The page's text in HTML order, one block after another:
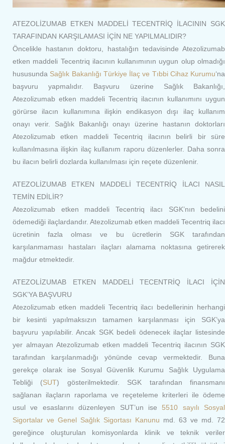
ATEZOLİZUMAB ETKEN MADDELİ TECENTRİQ İLACININ SGK
TARAFINDAN KARŞILAMASI İÇİN NE YAPILMALIDIR?
Öncelikle hastanın doktoru, hastalığın tedavisinde Atezolizumab
etken maddeli Tecentriq ilacının kullanımının uygun olup olmadığı
hususunda Sağlık Bakanlığı Türkiye İlaç ve Tıbbi Cihaz Kurumu‘na
başvuru yapmalıdır. Başvuru üzerine Sağlık Bakanlığı,
Atezolizumab etken maddeli Tecentriq ilacının kullanımını uygun
görürse ilacın kullanımına ilişkin endikasyon dışı ilaç kullanım
onayı verir. Sağlık Bakanlığı onayı üzerine hastanın doktorları
Atezolizumab etken maddeli Tecentriq ilacının belirli bir süre
kullanılmasına ilişkin ilaç kullanım raporu düzenlerler. Daha sonra
bu ilacın belirli dozlarda kullanılması için reçete düzenlenir.
ATEZOLİZUMAB ETKEN MADDELİ TECENTRİQ İLACI NASIL
TEMİN EDİLİR?
Atezolizumab etken maddeli Tecentriq ilacı SGK’nın bedelini
ödemediği ilaçlardandır. Atezolizumab etken maddeli Tecentriq ilacı
ücretinin fazla olması ve bu ücretlerin SGK tarafından
karşılanmaması hastaları ilaçları alamama noktasına getirerek
mağdur etmektedir.
ATEZOLİZUMAB ETKEN MADDELİ TECENTRİQ İLACI İÇİN
SGK’YA BAŞVURU
Atezolizumab etken maddeli Tecentriq ilacı bedellerinin herhangi
bir kesinti yapılmaksızın tamamen karşılanması için SGK’ya
başvuru yapılabilir. Ancak SGK bedeli ödenecek ilaçlar listesinde
yer almayan Atezolizumab etken maddeli Tecentriq ilacının SGK
tarafından karşılanmadığı yönünde cevap vermektedir. Buna
gerekçe olarak ise Sosyal Güvenlik Kurumu Sağlık Uygulama
Tebliği (SUT) gösterilmektedir. SGK tarafından finansmanı
sağlanan ilaçların raporlama ve reçeteleme kriterleri ile ödeme
usul ve esaslarını düzenleyen SUT’un ise 5510 sayılı Sosyal
Sigortalar ve Genel Sağlık Sigortası Kanunu md. 63 ve md. 72
gereğince oluşturulan komisyonlarda klinik ve teknik veriler